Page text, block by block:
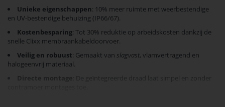
Unieke eigenschappen: 10% meer ruimte met weerbestendige
en UV-bestendige behuizing (IP66/67).
Kostenbesparing: Tot 30% reduktie op arbeidskosten dankzij de
snelle Clixx membraankabeldoorvoer.
Veilig en robuust: Gemaakt van slagvast, vlamvertragend en
halogeenvrij materiaal.
Directe montage : De geïntegreerde draad laat simpel en zonder